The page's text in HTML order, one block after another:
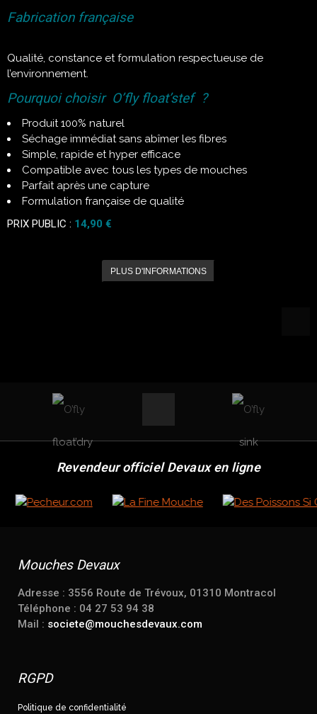
Fabrication française
Qualité, constance et formulation respectueuse de
l’environnement.
Pourquoi choisir O’fly float’stef ?
Produit 100% naturel
Séchage immédiat sans abîmer les fibres
Simple, rapide et hyper efficace
Compatible avec tous les types de mouches
Parfait après une capture
Formulation française de qualité
PRIX PUBLIC : 14,90 €
PLUS D'INFORMATIONS
Revendeur officiel Devaux en ligne
Mouches Devaux
Adresse : 3556 Route de Trévoux, 01310 Montracol
Téléphone : 04 27 53 94 38
Mail : societe@mouchesdevaux.com
RGPD
Politique de confidentialité